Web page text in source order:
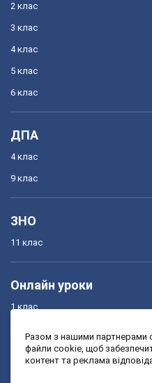
2 клас
3 клас
4 клас
5 клас
6 клас
ДПА
4 клас
9 клас
ЗНО
11 клас
Онлайн уроки
1 клас
3 клас
Разом з нашими партнерами
файли cookie, щоб
контент та реклама